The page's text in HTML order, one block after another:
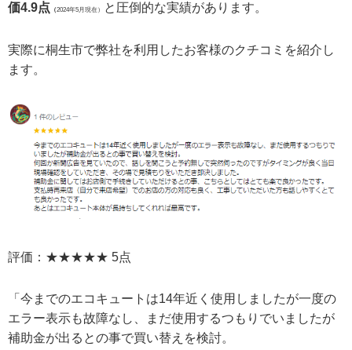
価4.9点
（2024年5月現在） と圧倒的な実績があります。
実際に桐生市で弊社を利用したお客様のクチコミを紹介し
ます。
評価：★★★★★ 5点
「今までのエコキュートは14年近く使用しましたが一度の
エラー表示も故障なし、まだ使用するつもりでいましたが
補助金が出るとの事で買い替えを検討。